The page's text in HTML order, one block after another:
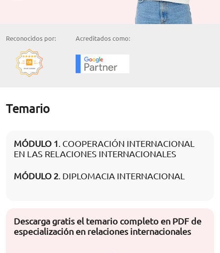
Reconocidos por: Acreditados como:
Temario
MÓDULO 1. COOPERACIÓN INTERNACIONAL
EN LAS RELACIONES INTERNACIONALES
MÓDULO 2. DIPLOMACIA INTERNACIONAL
Descarga gratis el temario completo en PDF de
especialización en relaciones internacionales